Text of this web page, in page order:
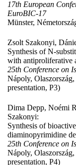
17th European
EuroBIC-17
Münster,
Zsolt Szakonyi,
Synthesis of N-
with antiproliferative
25th Conference on
Nápoly,
presentation, P3)
Dima Depp, Noémi
Szakonyi:
Synthesis of
diaminopyrimidine
25th Conference on
Nápoly,
presentation, P4)